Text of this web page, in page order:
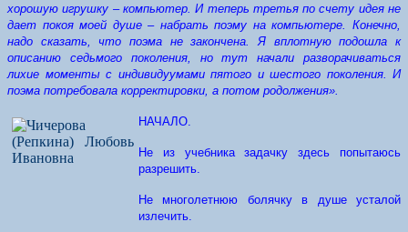
хорошую игрушку – компьютер. И теперь третья по счету идея не
дает покоя моей душе – набрать поэму на компьютере. Конечно,
надо сказать, что поэма не закончена. Я вплотную подошла к
описанию седьмого поколения, но тут начали разворачиваться
лихие моменты с индивидуумами пятого и шестого поколения. И
поэма потребовала корректировки, а потом родолжения».
НАЧАЛО.
Не из учебника задачку здесь попытаюсь
разрешить.
Не многолетнюю болячку в душе усталой
излечить.